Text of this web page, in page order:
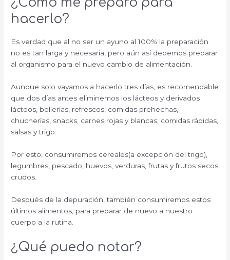
hacerlo?
Es verdad que al no ser un ayuno al 100% la preparación
no es tan larga y necesaria, pero aún así debemos preparar
al organismo para el nuevo cambio de alimentación.
Aunque solo vayamos a hacerlo tres días, es recomendable
que dos días antes eliminemos los lácteos y derivados
lácteos, bollerías, refrescos, comidas prehechas,
chucherías, snacks, carnes rojas y blancas, comidas rápidas,
salsas y trigo.
Por esto, consumiremos cereales(a excepción del trigo),
legumbres, pescado, huevos, verduras, frutas y frutos secos
crudos.
Después de la depuración, también consumiremos estos
últimos alimentos, para preparar de nuevo a nuestro
cuerpo a la rutina.
¿Qué puedo notar?